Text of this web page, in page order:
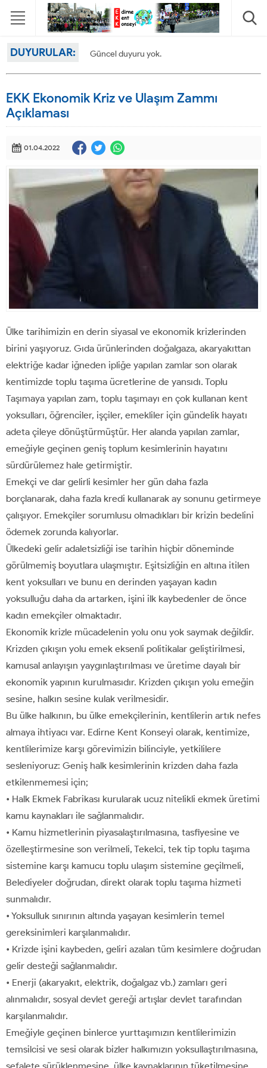
DUYURULAR: Güncel duyuru yok.
EKK Ekonomik Kriz ve Ulaşım Zammı
Açıklaması
01.04.2022
Ülke tarihimizin en derin siyasal ve ekonomik krizlerinden
birini yaşıyoruz. Gıda ürünlerinden doğalgaza, akaryakıttan
elektriğe kadar iğneden ipliğe yapılan zamlar son olarak
kentimizde toplu taşıma ücretlerine de yansıdı. Toplu
Taşımaya yapılan zam, toplu taşımayı en çok kullanan kent
yoksulları, öğrenciler, işçiler, emekliler için gündelik hayatı
adeta çileye dönüştürmüştür. Her alanda yapılan zamlar,
emeğiyle geçinen geniş toplum kesimlerinin hayatını
sürdürülemez hale getirmiştir.
Emekçi ve dar gelirli kesimler her gün daha fazla
borçlanarak, daha fazla kredi kullanarak ay sonunu getirmeye
çalışıyor. Emekçiler sorumlusu olmadıkları bir krizin bedelini
ödemek zorunda kalıyorlar.
Ülkedeki gelir adaletsizliği ise tarihin hiçbir döneminde
görülmemiş boyutlara ulaşmıştır. Eşitsizliğin en altına itilen
kent yoksulları ve bunu en derinden yaşayan kadın
yoksulluğu daha da artarken, işini ilk kaybedenler de önce
kadın emekçiler olmaktadır.
Ekonomik krizle mücadelenin yolu onu yok saymak değildir.
Krizden çıkışın yolu emek eksenli politikalar geliştirilmesi,
kamusal anlayışın yaygınlaştırılması ve üretime dayalı bir
ekonomik yapının kurulmasıdır. Krizden çıkışın yolu emeğin
sesine, halkın sesine kulak verilmesidir.
Bu ülke halkının, bu ülke emekçilerinin, kentlilerin artık nefes
almaya ihtiyacı var. Edirne Kent Konseyi olarak, kentimize,
kentlilerimize karşı görevimizin bilinciyle, yetkililere
sesleniyoruz: Geniş halk kesimlerinin krizden daha fazla
etkilenmemesi için;
• Halk Ekmek Fabrikası kurularak ucuz nitelikli ekmek üretimi
kamu kaynakları ile sağlanmalıdır.
• Kamu hizmetlerinin piyasalaştırılmasına, tasfiyesine ve
özelleştirmesine son verilmeli, Tekelci, tek tip toplu taşıma
sistemine karşı kamucu toplu ulaşım sistemine geçilmeli,
Belediyeler doğrudan, direkt olarak toplu taşıma hizmeti
sunmalıdır.
• Yoksulluk sınırının altında yaşayan kesimlerin temel
gereksinimleri karşılanmalıdır.
• Krizde işini kaybeden, geliri azalan tüm kesimlere doğrudan
gelir desteği sağlanmalıdır.
• Enerji (akaryakıt, elektrik, doğalgaz vb.) zamları geri
alınmalıdır, sosyal devlet gereği artışlar devlet tarafından
karşılanmalıdır.
Emeğiyle geçinen binlerce yurttaşımızın kentlilerimizin
temsilcisi ve sesi olarak bizler halkımızın yoksullaştırılmasına,